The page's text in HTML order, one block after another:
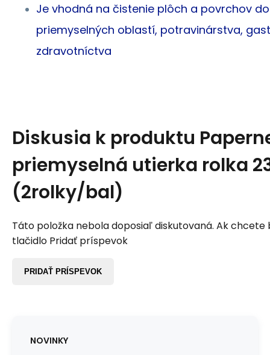
Je vhodná na čistenie plôch a povrchov
priemyselných oblastí, potravinárstva,
zdravotníctva
Diskusia k produktu
priemyselná utierka rolka
(2rolky/bal)
Táto položka nebola doposiaľ diskutovaná. Ak chcete
tlačidlo Pridať príspevok
PRIDAŤ PRÍSPEVOK
NOVINKY